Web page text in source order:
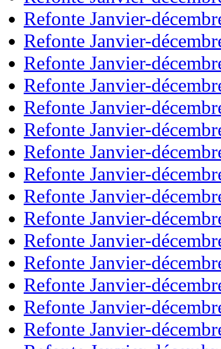
Refonte Janvier-
Refonte Janvier-
Refonte Janvier-
Refonte Janvier-
Refonte Janvier-
Refonte Janvier-
Refonte Janvier-
Refonte Janvier-
Refonte Janvier-
Refonte Janvier-
Refonte Janvier-
Refonte Janvier-
Refonte Janvier-
Refonte Janvier-
Refonte Janvier-